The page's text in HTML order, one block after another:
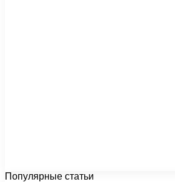
Популярные статьи